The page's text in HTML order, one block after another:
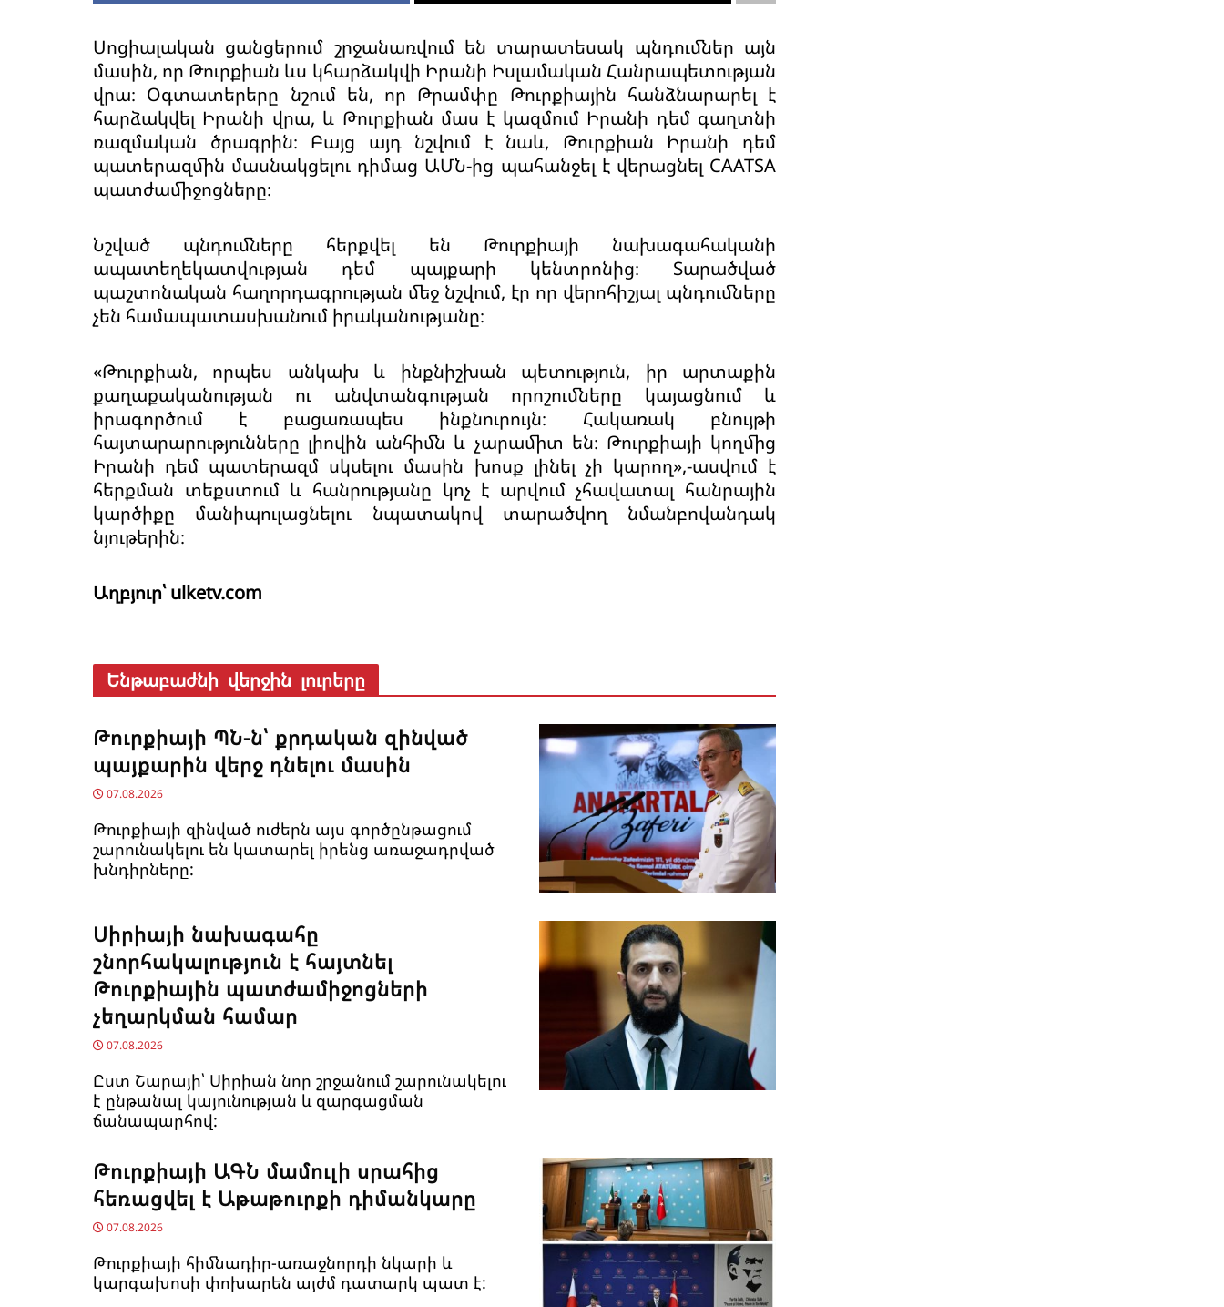
Սոցիալական ցանցերում շրջանառվում են տարատեսակ պնդումներ այն
մասին, որ Թուրքիան ևս կհարձակվի Իրանի Իսլամական Հանրապետության
վրա։ Օգտատերերը նշում են, որ Թրամփը Թուրքիային հանձնարարել է
հարձակվել Իրանի վրա, և Թուրքիան մաս է կազմում Իրանի դեմ գաղտնի
ռազմական ծրագրին։ Բայց այդ նշվում է նաև, Թուրքիան Իրանի դեմ
պատերազմին մասնակցելու դիմաց ԱՄՆ-ից պահանջել է վերացնել CAATSA
պատժամիջոցները։
Նշված պնդումները հերքվել են Թուրքիայի նախագահականի
ապատեղեկատվության դեմ պայքարի կենտրոնից։ Տարածված
պաշտոնական հաղորդագրության մեջ նշվում, էր որ վերոհիշյալ պնդումները
չեն համապատասխանում իրականությանը։
«Թուրքիան, որպես անկախ և ինքնիշխան պետություն, իր արտաքին
քաղաքականության ու անվտանգության որոշումները կայացնում և
իրագործում է բացառապես ինքնուրույն։ Հակառակ բնույթի
հայտարարությունները լիովին անհիմն և չարամիտ են։ Թուրքիայի կողմից
Իրանի դեմ պատերազմ սկսելու մասին խոսք լինել չի կարող»,-ասվում է
հերքման տեքստում և հանրությանը կոչ է արվում չհավատալ հանրային
կարծիքը մանիպուլացնելու նպատակով տարածվող նմանբովանդակ
նյութերին։
Աղբյուր՝ ulketv.com
Ենթաբաժնի վերջին լուրերը
Թուրքիայի ՊՆ-ն՝ քրդական զինված
պայքարին վերջ դնելու մասին
07.08.2026
Թուրքիայի զինված ուժերն այս գործընթացում
շարունակելու են կատարել իրենց առաջադրված
խնդիրները:
Սիրիայի նախագահը
շնորհակալություն է հայտնել
Թուրքիային պատժամիջոցների
չեղարկման համար
07.08.2026
Ըստ Շարայի՝ Սիրիան նոր շրջանում շարունակելու
է ընթանալ կայունության և զարգացման
ճանապարհով:
Թուրքիայի ԱԳՆ մամուլի սրահից
հեռացվել է Աթաթուրքի դիմանկարը
07.08.2026
Թուրքիայի հիմնադիր-առաջնորդի նկարի և
կարգախոսի փոխարեն այժմ դատարկ պատ է: